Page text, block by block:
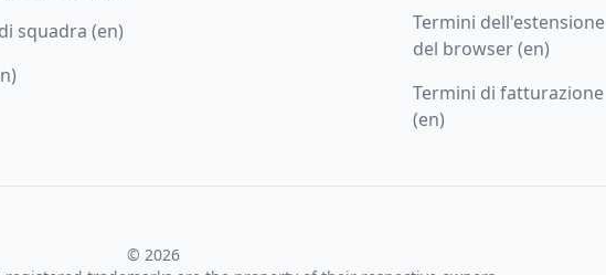
squadra (en)
Termini dell'estensione
del browser (en)
Termini di fatturazione
(en)
© 2026